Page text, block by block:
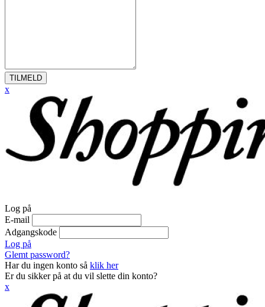
TILMELD
x
Log på
E-mail
Adgangskode
Log på
Glemt password?
Har du ingen konto så klik her
Er du sikker på at du vil slette din konto?
x